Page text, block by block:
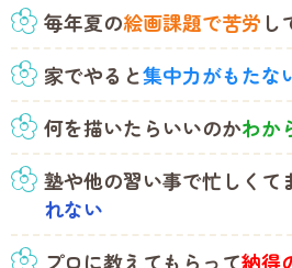
毎年夏の絵画課題で苦労 し
家でやると集中力がもたな
何を描いたらいいのかわか
塾や他の習い事で忙しくて
れない
プロに教えてもらって納得